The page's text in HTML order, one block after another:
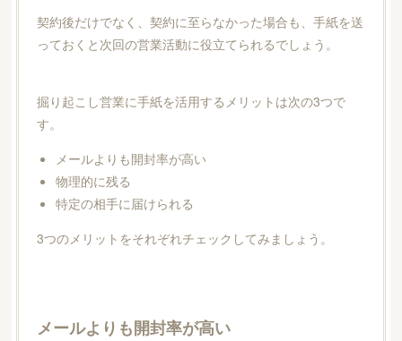
契約後だけでなく、契約に至らなかった場合も、手紙を送
っておくと次回の営業活動に役立てられるでしょう。
掘り起こし営業に手紙を活用するメリットは次の3つで
す。
メールよりも開封率が高い
物理的に残る
特定の相手に届けられる
3つのメリットをそれぞれチェックしてみましょう。
メールよりも開封率が高い